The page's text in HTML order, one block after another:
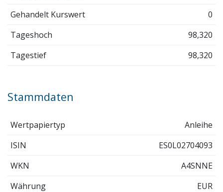
Gehandelt Kurswert
0
Tageshoch
98,320
Tagestief
98,320
Stammdaten
Wertpapiertyp
Anleihe
ISIN
ES0L02704093
WKN
A4SNNE
Währung
EUR